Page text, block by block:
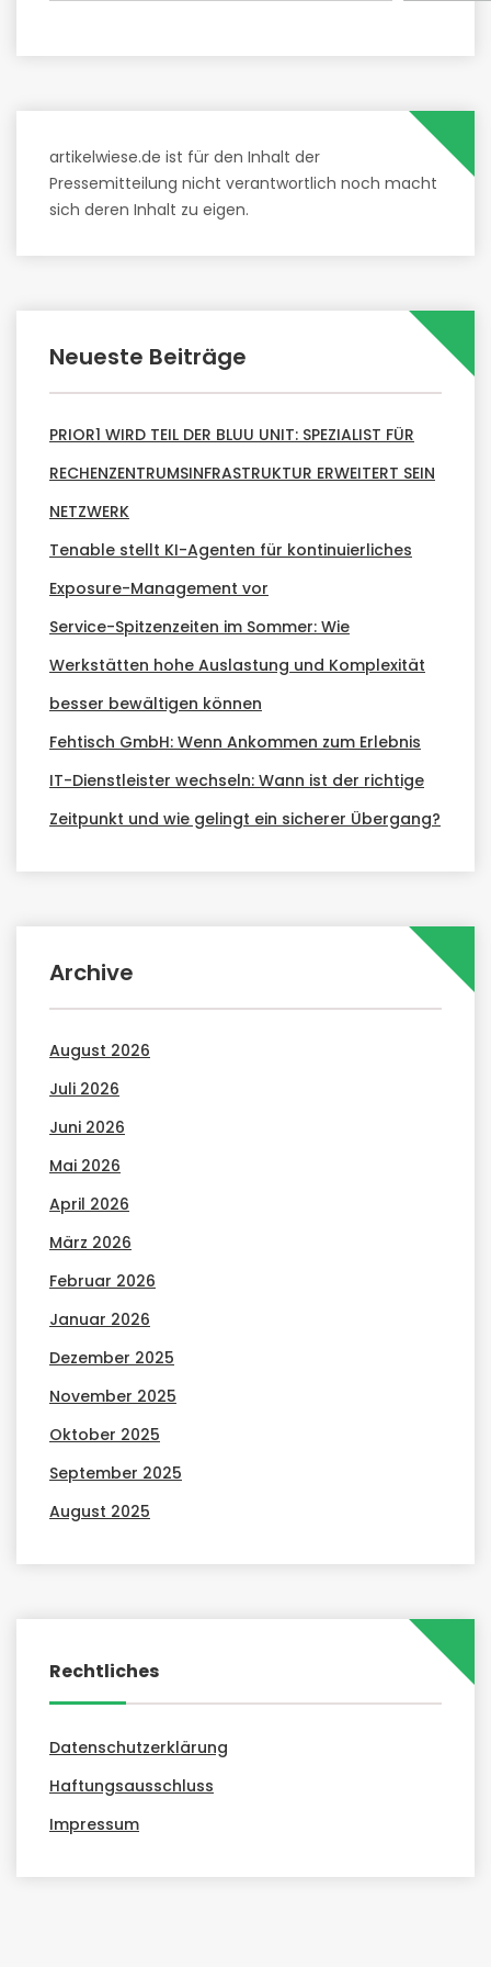
artikelwiese.de ist für den Inhalt der
Pressemitteilung nicht verantwortlich noch macht
sich deren Inhalt zu eigen.
Neueste Beiträge
PRIOR1 WIRD TEIL DER BLUU UNIT: SPEZIALIST FÜR
RECHENZENTRUMSINFRASTRUKTUR ERWEITERT SEIN
NETZWERK
Tenable stellt KI-Agenten für kontinuierliches
Exposure-Management vor
Service-Spitzenzeiten im Sommer: Wie
Werkstätten hohe Auslastung und Komplexität
besser bewältigen können
Fehtisch GmbH: Wenn Ankommen zum Erlebnis
IT-Dienstleister wechseln: Wann ist der richtige
Zeitpunkt und wie gelingt ein sicherer Übergang?
Archive
August 2026
Juli 2026
Juni 2026
Mai 2026
April 2026
März 2026
Februar 2026
Januar 2026
Dezember 2025
November 2025
Oktober 2025
September 2025
August 2025
Rechtliches
Datenschutzerklärung
Haftungsausschluss
Impressum